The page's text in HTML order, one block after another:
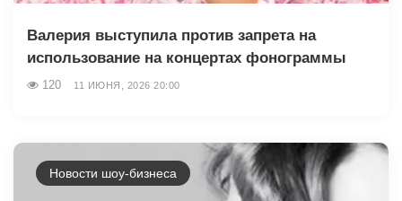
Валерия выступила против запрета на
использование на концертах фонограммы
120 11 ИЮНЯ, 2026 20:00
Новости шоу-бизнеса